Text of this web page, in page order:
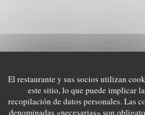
El restaurante y sus socios utilizan
este sitio, lo que puede implicar la
recopilación de datos personales. Las
denominadas «necesarias» son